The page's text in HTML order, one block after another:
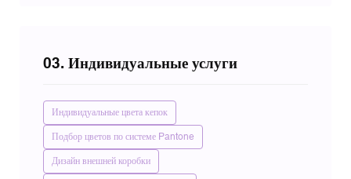
03. Индивидуальные услуги
Индивидуальные цвета кепок
Подбор цветов по системе Pantone
Дизайн внешней коробки